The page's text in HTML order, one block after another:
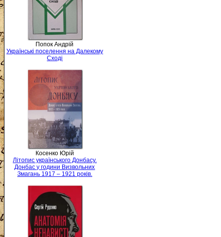
Попок Андрій
Українські поселення на Далекому
Сході
Косенко Юрій
Літопис українського Донбасу.
Донбас у години Визвольних
Змагань 1917 – 1921 років.